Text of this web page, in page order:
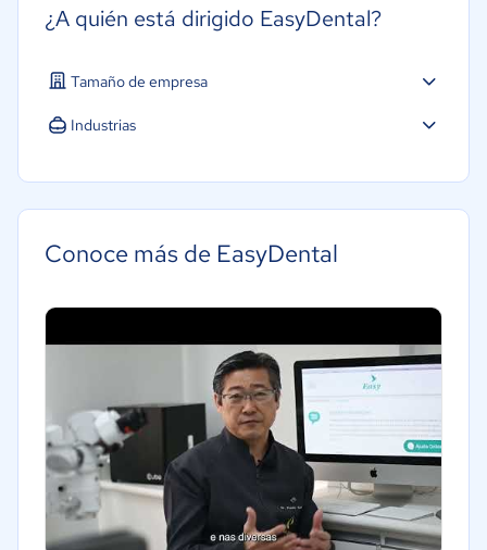
¿A quién está dirigido EasyDental?
Tamaño de empresa
Pequeña: 10 a 49 trabajadores
Industrias
Conoce más de EasyDental